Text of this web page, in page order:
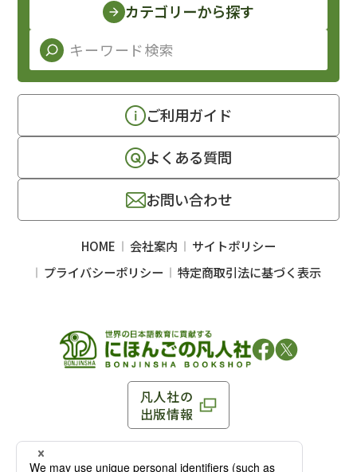
凡人社の
出版情報
〒102-0093 東京都千代田区平河町 1-3-13 8F
カテゴリーから探す
ご利用ガイド
よくある質問
お問い合わせ
HOME 会社案内
サイトポリシー
プライバシーポリシー
特定商取引法に基づく表示